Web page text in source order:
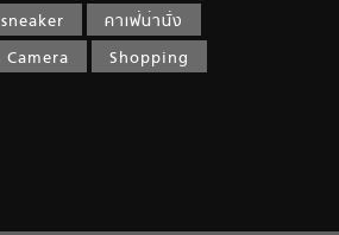
sneaker
คาเฟ่น่านั่ง
Camera Shopping